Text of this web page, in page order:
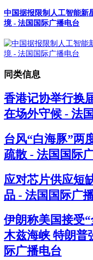
中国据报限制人工智能新
境 - 法国国际广播电台
同类信息
香港记协举行换
在场外守候 - 法
台风“白海豚”两
疏散 - 法国国际
应对芯片供应短
品 - 法国国际广
伊朗称美国接受
木兹海峡 特朗普
际广播电台